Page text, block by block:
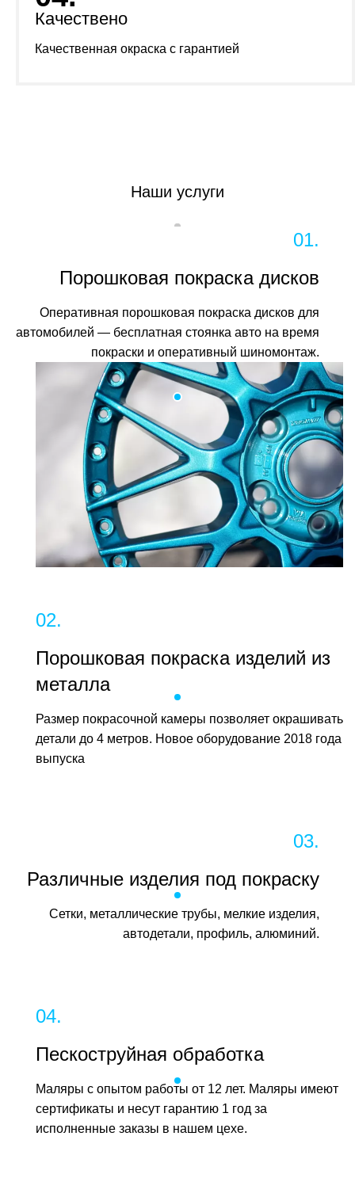
Качествено
Качественная окраска с гарантией
Наши услуги
01.
Порошковая покраска дисков
Оперативная порошковая покраска дисков для
автомобилей — бесплатная стоянка авто на время
покраски и оперативный шиномонтаж.
02.
Порошковая покраска изделий из
металла
Размер покрасочной камеры позволяет окрашивать
детали до 4 метров. Новое оборудование 2018 года
выпуска
03.
Различные изделия под покраску
Сетки, металлические трубы, мелкие изделия,
автодетали, профиль, алюминий.
04.
Пескоструйная обработка
Маляры с опытом работы от 12 лет. Маляры имеют
сертификаты и несут гарантию 1 год за
исполненные заказы в нашем цехе.